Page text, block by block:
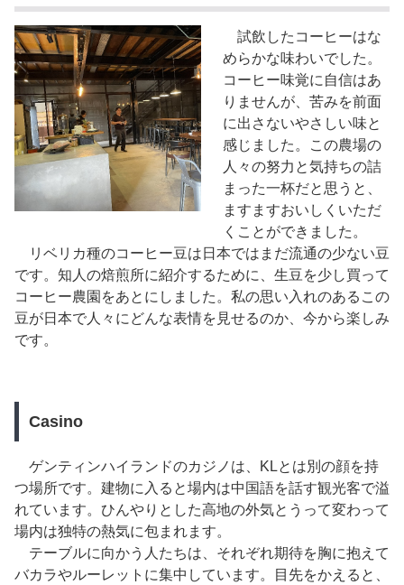
試飲したコーヒーはな
めらかな味わいでした。
コーヒー味覚に自信はあ
りませんが、苦みを前面
に出さないやさしい味と
感じました。この農場の
人々の努力と気持ちの詰
まった一杯だと思うと、
ますますおいしくいただ
くことができました。
リベリカ種のコーヒー豆は日本ではまだ流通の少ない豆
です。知人の焙煎所に紹介するために、生豆を少し買って
コーヒー農園をあとにしました。私の思い入れのあるこの
豆が日本で人々にどんな表情を見せるのか、今から楽しみ
です。
Casino
ゲンティンハイランドのカジノは、KLとは別の顔を持
つ場所です。建物に入ると場内は中国語を話す観光客で溢
れています。ひんやりとした高地の外気とうって変わって
場内は独特の熱気に包まれます。
テーブルに向かう人たちは、それぞれ期待を胸に抱えて
バカラやルーレットに集中しています。目先をかえると、